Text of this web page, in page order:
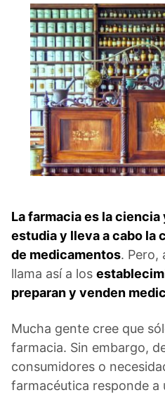
La farmacia es la
estudia y lleva a cabo la
de medicamentos. Pero,
llama así a los
preparan y venden
Mucha gente cree que
farmacia. Sin embargo,
consumidores o
farmacéutica responde a